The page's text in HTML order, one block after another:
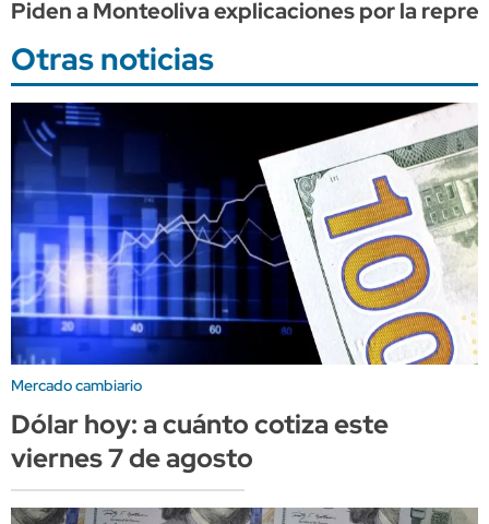
Piden a Monteoliva explicaciones por la
Otras noticias
Mercado cambiario
Dólar hoy: a cuánto cotiza este
viernes 7 de agosto